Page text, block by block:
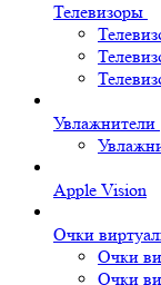
Телевизоры
Увлажнители
Apple Vision
Очки
Очки
Очки